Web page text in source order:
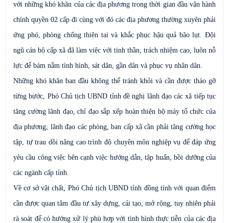
với những khó khăn của các địa phương trong thời gian đầu vận hành
chính quyền 02 cấp đi cùng với đó các địa phương thường xuyên phải
ứng phó, phòng chống thiên tai và khắc phục hậu quả bão lụt. Đội
ngũ cán bộ cấp xã đã làm việc với tinh thần, trách nhiệm cao, luôn nỗ
lực để bám nắm tình hình, sát dân, gần dân và phục vụ nhân dân.
Những khó khăn ban đầu không thể tránh khỏi và cần được tháo gỡ
từng bước, Phó Chủ tịch UBND tỉnh đề nghị lãnh đạo các xã tiếp tục
tăng cường lãnh đạo, chỉ đạo sắp xếp hoàn thiện bộ máy tổ chức của
địa phương; lãnh đạo các phòng, ban cấp xã cần phải tăng cường học
tập, tự trau dồi nâng cao trình độ chuyên môn nghiệp vụ để đáp ứng
yêu cầu công việc bên cạnh việc hướng dẫn, tập huấn, bồi dưỡng của
các ngành cấp tỉnh.
Về cơ sở vật chất, Phó Chủ tịch UBND tỉnh đồng tình với quan điểm
cần được quan tâm đầu tư xây dựng, cải tạo, mở rộng, tuy nhiên phải
rà soát để có hướng xử lý phù hợp với tình hình thực tiễn của các địa